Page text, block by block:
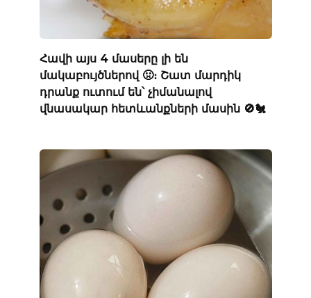
Հավի այս 4 մասերը լի են
մակաբույծներով 🤢։ Շատ մարդիկ
դրանք ուտում են՝ չիմանալով
վնասակար հետևանքների մասին 🚫🐔